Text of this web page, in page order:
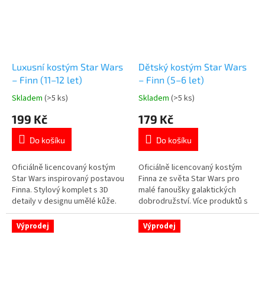
Luxusní kostým Star Wars
– Finn (11–12 let)
Průměrné
produktu
5,0
5
hvězdiček.
Skladem (>5 ks)
199 Kč
Do košíku
Oficiálně licencovaný kostým
Star Wars inspirovaný postavou
Finna. Stylový komplet s 3D
detaily v designu umělé kůže.
Více produktů s motivem 👉
STAR WARS
Dětský kostým Star Wars
– Finn (5–6 let)
Průměrné
produktu
4,8
5
hvězdiček.
Skladem (>5 ks)
179 Kč
Do košíku
Oficiálně licencovaný kostým
Finna ze světa Star Wars pro
malé fanoušky galaktických
dobrodružství. Více produktů s
motivem 👉 STAR WARS
Výprodej Výprodej